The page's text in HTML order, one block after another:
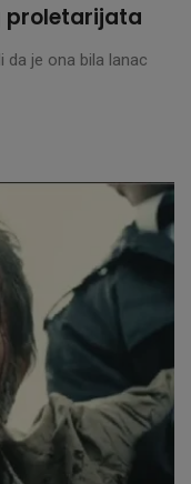
proletarijata
da je ona bila lanac